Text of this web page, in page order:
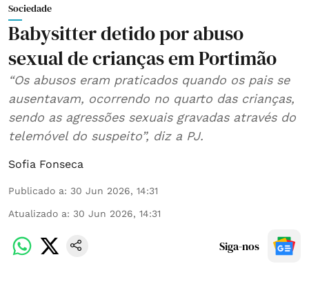
Sociedade
Babysitter detido por abuso
sexual de crianças em Portimão
“Os abusos eram praticados quando os pais se
ausentavam, ocorrendo no quarto das crianças,
sendo as agressões sexuais gravadas através do
telemóvel do suspeito”, diz a PJ.
Sofia Fonseca
Publicado a: 30 Jun 2026, 14:31
Atualizado a: 30 Jun 2026, 14:31
Siga-nos